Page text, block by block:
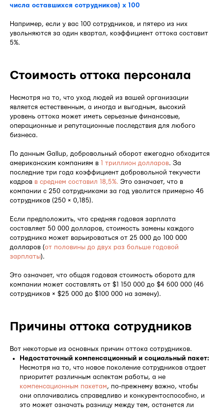
числа оставшихся сотрудников) x 100
Например, если у вас 100 сотрудников, и пятеро из них
увольняются за один квартал, коэффициент оттока составит
5%.
Стоимость оттока персонала
Несмотря на то, что уход людей из вашей организации
является естественным, а иногда и выгодным, высокий
уровень оттока может иметь серьезные финансовые,
операционные и репутационные последствия для любого
бизнеса.
По данным Gallup, добровольный оборот ежегодно обходится
американским компаниям в 1 триллион долларов. За
последние три года коэффициент добровольной текучести
кадров в среднем составил 18,5%. Это означает, что в
компании с 250 сотрудниками за год уволится примерно 46
сотрудников (250 × 0,185).
Если предположить, что средняя годовая зарплата
составляет 50 000 долларов, стоимость замены каждого
сотрудника может варьироваться от 25 000 до 100 000
долларов (от половины до двух раз больше годовой
зарплаты).
Это означает, что общая годовая стоимость оборота для
компании может составлять от $1 150 000 до $4 600 000 (46
сотрудников × $25 000 до $100 000 на замену).
Причины оттока сотрудников
Вот некоторые из основных причин оттока сотрудников.
Недостаточный компенсационный и социальный пакет:
Несмотря на то, что новое поколение сотрудников отдает
приоритет различным аспектам работы, а не
компенсационным пакетам, по-прежнему важно, чтобы
они оплачивались справедливо и конкурентоспособно, и
это может означать разницу между тем, останется ли